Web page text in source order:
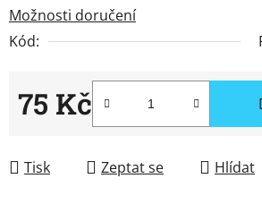
Možnosti doručení
Kód:
75 Kč
Měrná cena:
Tisk Zeptat se Hlídat